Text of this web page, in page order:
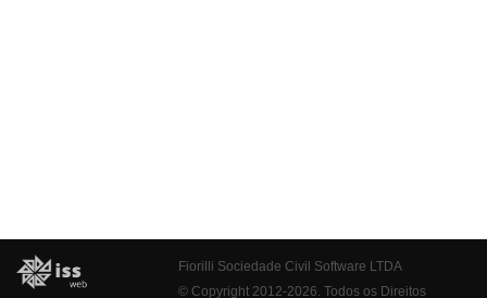
Fiorilli Sociedade Civil Software LTDA
© Copyright 2012-2026. Todos os Direitos